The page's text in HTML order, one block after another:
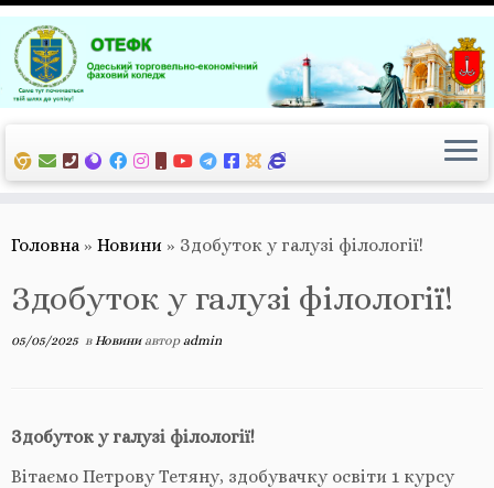
Перейти
до
вмісту
Головна » Новини » Здобуток у галузі філології!
Здобуток у галузі філології!
05/05/2025в Новиниавторadmin
Здобуток у галузі філології!
Вітаємо Петрову Тетяну, здобувачку освіти 1 курсу